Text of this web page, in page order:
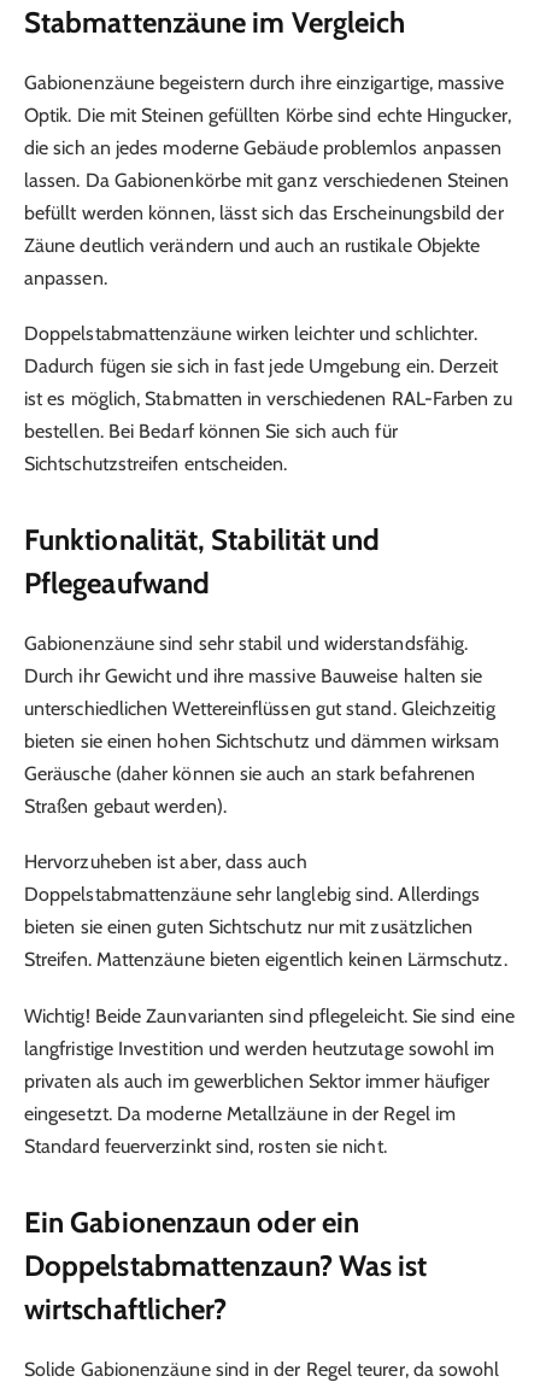
Stabmattenzäune im Vergleich
Gabionenzäune begeistern durch ihre einzigartige, massive
Optik. Die mit Steinen gefüllten Körbe sind echte Hingucker,
die sich an jedes moderne Gebäude problemlos anpassen
lassen. Da Gabionenkörbe mit ganz verschiedenen Steinen
befüllt werden können, lässt sich das Erscheinungsbild der
Zäune deutlich verändern und auch an rustikale Objekte
anpassen.
Doppelstabmattenzäune wirken leichter und schlichter.
Dadurch fügen sie sich in fast jede Umgebung ein. Derzeit
ist es möglich, Stabmatten in verschiedenen RAL-Farben zu
bestellen. Bei Bedarf können Sie sich auch für
Sichtschutzstreifen entscheiden.
Funktionalität, Stabilität und
Pflegeaufwand
Gabionenzäune sind sehr stabil und widerstandsfähig.
Durch ihr Gewicht und ihre massive Bauweise halten sie
unterschiedlichen Wettereinflüssen gut stand. Gleichzeitig
bieten sie einen hohen Sichtschutz und dämmen wirksam
Geräusche (daher können sie auch an stark befahrenen
Straßen gebaut werden).
Hervorzuheben ist aber, dass auch
Doppelstabmattenzäune sehr langlebig sind. Allerdings
bieten sie einen guten Sichtschutz nur mit zusätzlichen
Streifen. Mattenzäune bieten eigentlich keinen Lärmschutz.
Wichtig! Beide Zaunvarianten sind pflegeleicht. Sie sind eine
langfristige Investition und werden heutzutage sowohl im
privaten als auch im gewerblichen Sektor immer häufiger
eingesetzt. Da moderne Metallzäune in der Regel im
Standard feuerverzinkt sind, rosten sie nicht.
Ein Gabionenzaun oder ein
Doppelstabmattenzaun? Was ist
wirtschaftlicher?
Solide Gabionenzäune sind in der Regel teurer, da sowohl